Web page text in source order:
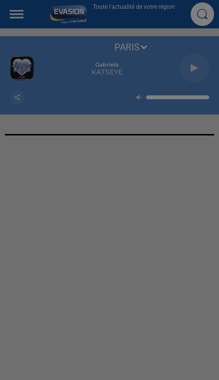
Toute l'actualité de votre région
Gabriela
KATSEYE
PARIS